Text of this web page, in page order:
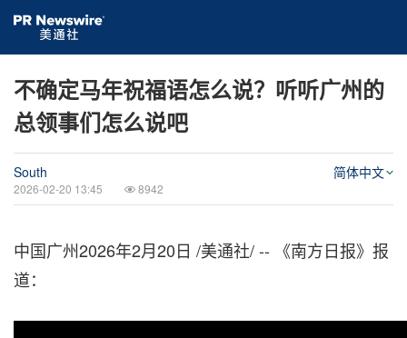
不确定马年祝福语怎么说？听听广州的
总领事们怎么说吧
South
2026-02-20 13:45 8942
简体中文
中国广州2026年2月20日 /美通社/ -- 《南方日报》报
道：